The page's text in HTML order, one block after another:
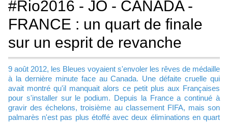
#Rio2016 - JO - CANADA -
FRANCE : un quart de finale
sur un esprit de revanche
9 août 2012, les Bleues voyaient s'envoler les rêves de médaille
à la dernière minute face au Canada. Une défaite cruelle qui
avait montré qu'il manquait alors ce petit plus aux Françaises
pour s'installer sur le podium. Depuis la France a continué à
gravir des échelons, troisième au classement FIFA, mais son
palmarès n'est pas plus étoffé avec deux éliminations en quart